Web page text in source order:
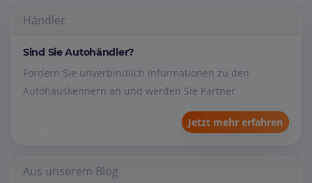
Händler
Sind Sie Autohändler?
Fordern Sie unverbindlich Informationen zu den
Autohauskennern an und werden Sie Partner
Jetzt mehr erfahren
Aus unserem Blog